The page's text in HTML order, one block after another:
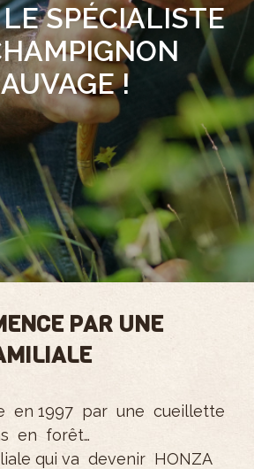
SPÉCIALISTE
!
PAR UNE
en 1997 par une cueillette
en forêt…
qui va devenir HONZA